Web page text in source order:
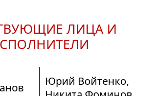
ЛИЦА И
Юрий Войтенко,